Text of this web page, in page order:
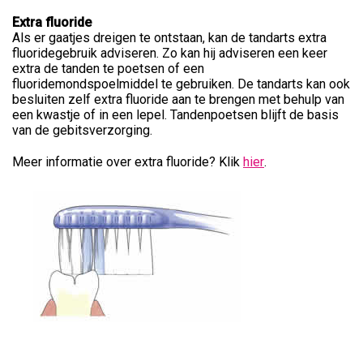
Extra fluoride
Als er gaatjes dreigen te ontstaan, kan de tandarts extra
fluoridegebruik adviseren. Zo kan hij adviseren een keer
extra de tanden te poetsen of een
fluoridemondspoelmiddel te gebruiken. De tandarts kan ook
besluiten zelf extra fluoride aan te brengen met behulp van
een kwastje of in een lepel. Tandenpoetsen blijft de basis
van de gebitsverzorging.
Meer informatie over extra fluoride? Klik hier.